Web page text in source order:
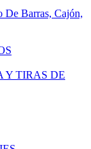
Barras, Cajón,
Y TIRAS DE